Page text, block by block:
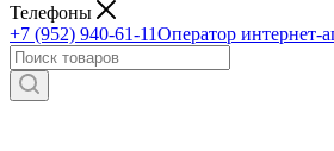
Телефоны
+7 (952) 940-61-11Оператор интернет-